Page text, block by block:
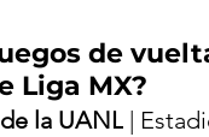
de
Liga MX?
la UANL |